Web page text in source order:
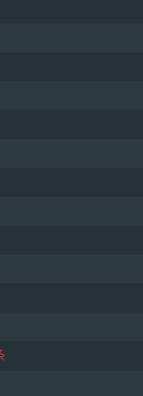
원하는 AMD
도: 720p
i5 (Intel Xeon 은 지
Iris Pro 5200
최소 해상도:
전
, 최신 그래픽 드라
성능을 가지며 최
양 지원 해상도 720p)